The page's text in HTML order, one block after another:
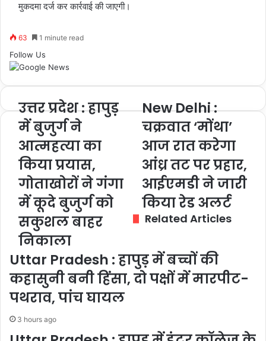
मुकदमा दर्ज कर कार्रवाई की जाएगी।
63 1 minute read
Follow Us
उत्तर
प्रदेश
:
हापुड़
बुजुर्ग
ने
आत्महत्या
का
किया
प्रयास,
गोताखोरों
ने
गंगा
में
कूदे
बुजुर्ग
को
उत्तर प्रदेश : हापुड़
में बुजुर्ग ने
आत्महत्या का
किया प्रयास,
गोताखोरों ने गंगा
में कूदे बुजुर्ग को
सकुशल बाहर
निकाला
New
:
चक्रवात
‘मोंथा’
आज
रात
करेगा
आंध्र
तट
आईएमडी
ने
जारी
New Delhi :
चक्रवात ‘मोंथा’
आज रात करेगा
आंध्र तट पर प्रहार,
आईएमडी ने जारी
किया रेड अलर्ट
Related Articles
Uttar Pradesh : हापुड़ में बच्चों की
कहासुनी बनी हिंसा, दो पक्षों में मारपीट-
पथराव, पांच घायल
3 hours ago